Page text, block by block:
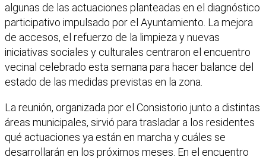
algunas de las actuaciones planteadas en el diagnóstico
participativo impulsado por el Ayuntamiento. La mejora
de accesos, el refuerzo de la limpieza y nuevas
iniciativas sociales y culturales centraron el encuentro
vecinal celebrado esta semana para hacer balance del
estado de las medidas previstas en la zona.
La reunión, organizada por el Consistorio junto a distintas
áreas municipales, sirvió para trasladar a los residentes
qué actuaciones ya están en marcha y cuáles se
desarrollarán en los próximos meses. En el encuentro